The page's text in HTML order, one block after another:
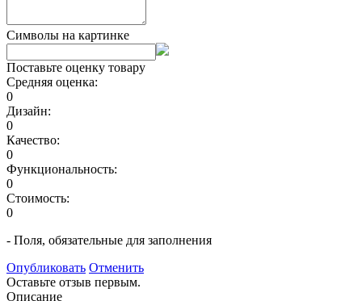
Символы на картинке
Поставьте оценку товару
Средняя оценка:
0
Дизайн:
0
Качество:
0
Функциональность:
0
Стоимость:
0
- Поля, обязательные для заполнения
Опубликовать Отменить
Оставьте отзыв первым.
Описание